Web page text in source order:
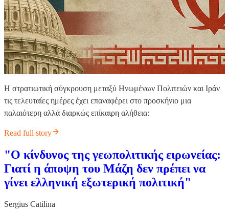
Η στρατιωτική σύγκρουση μεταξύ Ηνωμένων Πολιτειών και Ιράν
τις τελευταίες ημέρες έχει επαναφέρει στο προσκήνιο μια
παλαιότερη αλλά διαρκώς επίκαιρη αλήθεια:
Read full story
"Ο κίνδυνος της γεωπολιτικής ειρωνείας:
Γιατί η άποψη του Μάζη δεν πρέπει να
γίνει ελληνική εξωτερική πολιτική"
Sergius Catilina